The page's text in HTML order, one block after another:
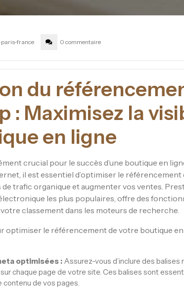
france 0 commentaire
du
: Maximisez la
en ligne
crucial pour le succès d’une boutique en
il est essentiel d’optimiser le référencement
trafic organique et augmenter vos ventes.
les plus populaires, offre des
classement dans les moteurs de recherche.
optimiser le référencement de votre boutique en
optimisées : Assurez-vous d’inclure des
chaque page de votre site. Ces balises sont
de vos pages.